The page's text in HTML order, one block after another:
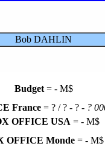
Bob DAHLIN
Budget= - M$
France = ? / ? - ? - ?
OFFICE USA = - M$
OFFICE Monde = - M$